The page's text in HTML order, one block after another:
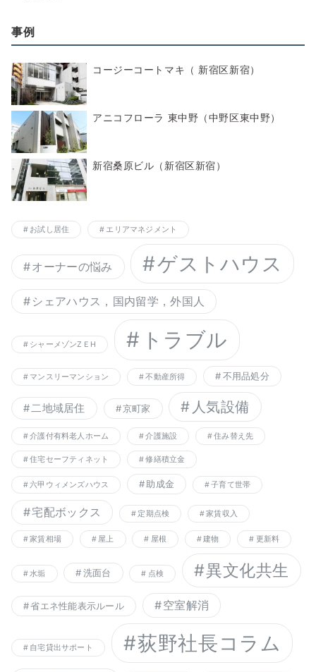
事例
コージーコートマキ（ 新宿区新宿）
アニコフローラ 東中野（中野区東中野）
新宿桑原ビル（新宿区新宿）
お試し居住 エリアマネジメント
オーナーの悩み ゲストハウス
シェアハウス，国内留学，外国人
シャーメゾンZＥH トラブル
マンスリーマンション 不動産所得 不用品処分
二地域居住 京町家 人気設備
介護付有料老人ホーム 介護施設 住み替え先
住宅セーフティネット 修繕積立金
六甲ウィメンズハウス 助成金 子育て世帯
宅配ボックス 定期点検 家賃収入
家賃相場 屋上 屋根 建物 更新料
水垢 洗面台 点検 異文化共生
省エネ性能表示ルール 空室解消
自宅貸出サポート 荻野社長コラム